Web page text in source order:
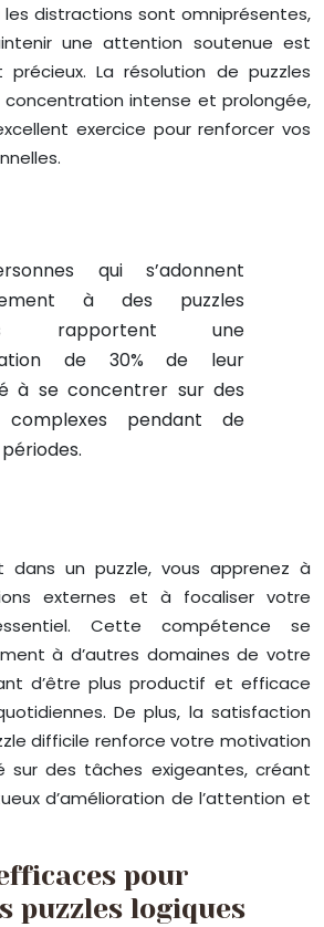
les distractions sont omniprésentes,
une attention soutenue est
La résolution de puzzles
concentration intense et prolongée,
exercice pour renforcer vos
qui s’adonnent
à des puzzles
rapportent une
de 30% de leur
à se concentrer sur des
complexes pendant de
dans un puzzle, vous apprenez à
externes et à focaliser votre
Cette compétence se
à d’autres domaines de votre
d’être plus productif et efficace
De plus, la satisfaction
difficile renforce votre motivation
sur des tâches exigeantes, créant
d’amélioration de l’attention et
pour
puzzles logiques